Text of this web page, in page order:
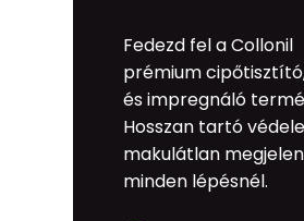
Fedezd fel a Collonil
prémium
és impregnáló
Hosszan tartó
makulátlan
minden lépésnél.